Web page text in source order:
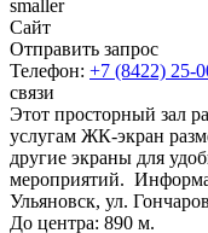
smaller
Сайт
Отправить запрос
Телефон: +7 (8422) 25-
связи
Этот просторный зал
услугам ЖК-экран
другие экраны для
мероприятий.
Ульяновск, ул.
До центра: 890 м.